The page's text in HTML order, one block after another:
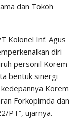
dan Tokoh
Kolonel Inf. Agus
diri
personil Korem
bentuk sinergi
Korem
Forkopimda dan
PT”, ujarnya.